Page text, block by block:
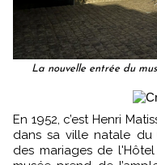
La nouvelle entrée du
En 1952, c’est Henri
dans sa ville natale du
des mariages de